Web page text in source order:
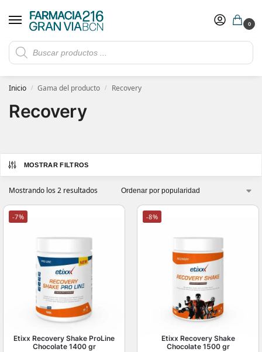
0
Rebajas de verano hasta -30%
​ 5€ de descuento con el cupón 5GRANVIA (compras superiores a 150€)
Inicio / Gama del producto / Recovery
Recovery
MOSTRAR FILTROS
Mostrando los 2 resultados
-7%
Etixx Recovery Shake ProLine
Chocolate 1400 gr
-8%
Etixx Recovery Shake
Chocolate 1500 gr